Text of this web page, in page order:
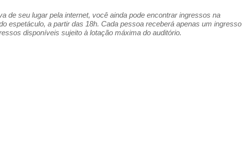
de seu lugar pela internet, você ainda pode encontrar ingressos na
espetáculo, a partir das 18h. Cada pessoa receberá apenas um ingresso
disponíveis sujeito à lotação máxima do auditório.